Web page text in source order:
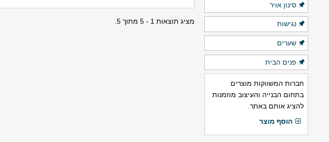
מציג תוצאות 1 - 5 מתוך 5.
סינון אויר
נגישות
שערים
פנים הבית
חברות המשווקות מוצרים
בתחום הבנייה והעיצוב מוזמנות
להציג אותם באתר.
הוסף מוצר